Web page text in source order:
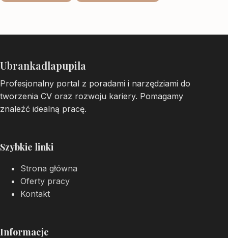
Ubrankadlapupila
Profesjonalny portal z poradami i narzędziami do
tworzenia CV oraz rozwoju kariery. Pomagamy
znaleźć idealną pracę.
Szybkie linki
Strona główna
Oferty pracy
Kontakt
Informacje